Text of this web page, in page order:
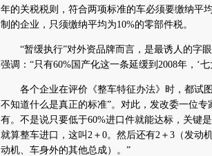
年的关税税则，符合两项标准的车必须要缴纳平
制的企业，只须缴纳平均为10%的零部件税。
“暂缓执行”对外资品牌而言，是最诱人的字眼
强调：“只有60%国产化这一条延缓到2008年，‘
各个企业在评价《整车特征办法》时，都试图
不知道什么是真正的标准”。对此，发改委一位
有。不是说只要低于60%进口件就能达标，关键
就算整车进口，这叫2＋0。然后还有2＋3（发动
动机、车身外的其他总成）。”